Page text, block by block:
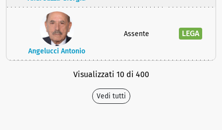
Angelucci Antonio
Assente LEGA
Visualizzati 10 di 400
Vedi tutti